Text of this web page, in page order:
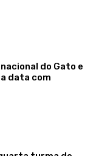
do Gato e
data com